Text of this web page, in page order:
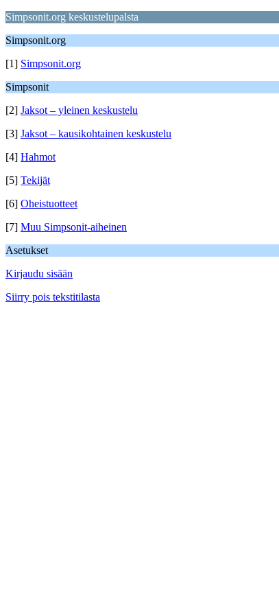
Simpsonit.org keskustelupalsta
Simpsonit.org
[1] Simpsonit.org
Simpsonit
[2] Jaksot – yleinen keskustelu
[3] Jaksot – kausikohtainen keskustelu
[4] Hahmot
[5] Tekijät
[6] Oheistuotteet
[7] Muu Simpsonit-aiheinen
Asetukset
Kirjaudu sisään
Siirry pois tekstitilasta